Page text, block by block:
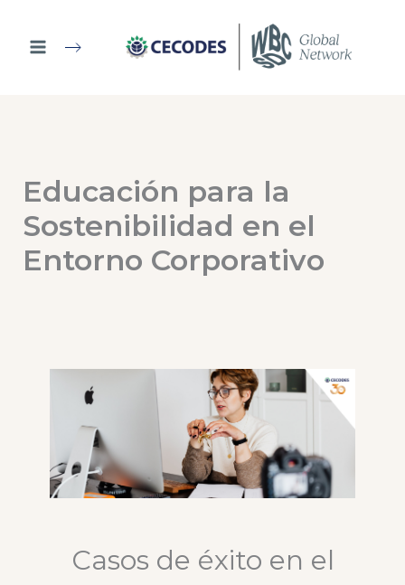
contenido
Educación para la
Sostenibilidad en el
Entorno Corporativo
Casos de éxito en el